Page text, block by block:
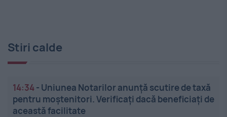
Stiri calde
14:34- Uniunea Notarilor anunță scutire de taxă
pentru moștenitori. Verificați dacă beneficiați de
această facilitate